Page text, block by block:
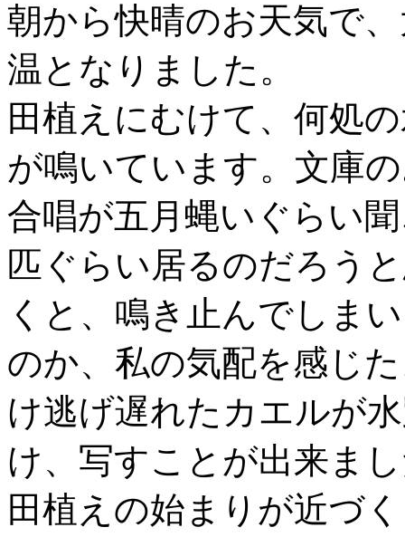
朝から快晴のお天気で
温となりました。
田植えにむけて、何処
が鳴いています。文庫
合唱が五月蝿いぐらい
匹ぐらい居るのだろう
くと、鳴き止んでしま
のか、私の気配を感じ
け逃げ遅れたカエルが
け、写すことが出来ま
田植えの始まりが近づ